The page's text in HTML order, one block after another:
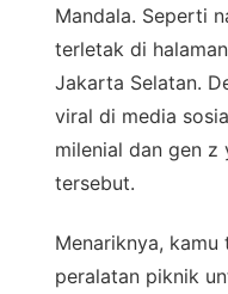
Mandala. Seperti
terletak di
Jakarta Selatan.
viral di media
milenial dan gen z
tersebut.
Menariknya,
peralatan piknik